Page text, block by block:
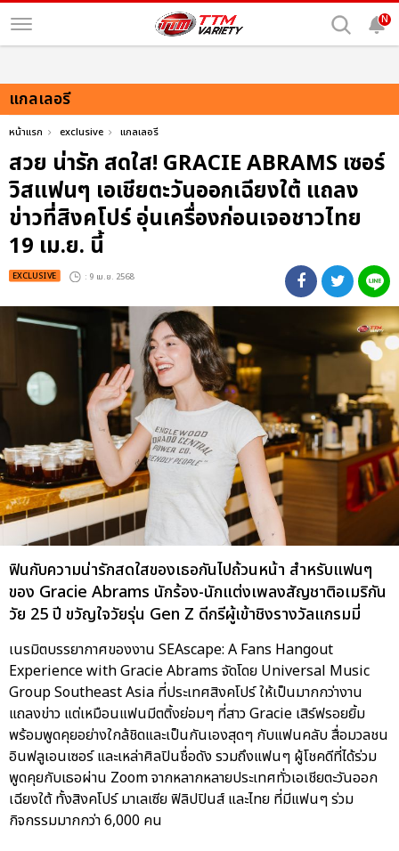
N
แกลเลอรี
หน้าแรก exclusive แกลเลอรี
สวย น่ารัก สดใส! GRACIE ABRAMS เซอร์
วิสแฟนๆ เอเชียตะวันออกเฉียงใต้ แถลง
ข่าวที่สิงคโปร์ อุ่นเครื่องก่อนเจอชาวไทย
19 เม.ย. นี้
EXCLUSIVE : 9 เม.ย. 2568
ฟินกับความน่ารักสดใสของเธอกันไปถ้วนหน้า สำหรับแฟนๆ
ของ Gracie Abrams นักร้อง-นักแต่งเพลงสัญชาติอเมริกัน
วัย 25 ปี ขวัญใจวัยรุ่น Gen Z ดีกรีผู้เข้าชิงรางวัลแกรมมี่
เนรมิตบรรยากาศของงาน SEAscape: A Fans Hangout
Experience with Gracie Abrams จัดโดย Universal Music
Group Southeast Asia ที่ประเทศสิงคโปร์ ให้เป็นมากกว่างาน
แถลงข่าว แต่เหมือนแฟนมีตติ้งย่อมๆ ที่สาว Gracie เสิร์ฟรอยยิ้ม
พร้อมพูดคุยอย่างใกล้ชิดและเป็นกันเองสุดๆ กับแฟนคลับ สื่อมวลชน
อินฟลูเอนเซอร์ และเหล่าศิลปินชื่อดัง รวมถึงแฟนๆ ผู้โชคดีที่ได้ร่วม
พูดคุยกับเธอผ่าน Zoom จากหลากหลายประเทศทั่วเอเชียตะวันออก
เฉียงใต้ ทั้งสิงคโปร์ มาเลเซีย ฟิลิปปินส์ และไทย ที่มีแฟนๆ ร่วม
กิจกรรมมากกว่า 6,000 คน